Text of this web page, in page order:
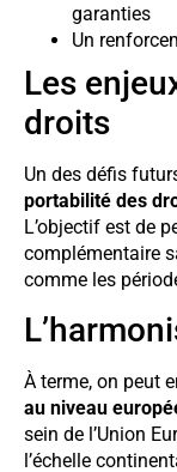
garanties
Un
Les
droits
Un des défis
portabilité des
L’objectif est de
complémentaire
comme les
À terme, on peut
au niveau
sein de l’Union
l’échelle